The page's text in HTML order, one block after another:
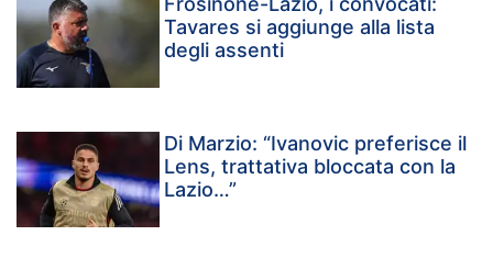
Tavares si aggiunge alla lista
degli assenti
Di Marzio: “Ivanovic preferisce il
Lens, trattativa bloccata con la
Lazio…”